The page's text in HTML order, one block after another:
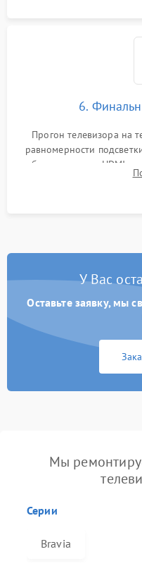
6.
Прогон телевизора на
равномерности
работы разъемов HDMI,
в рабочем режиме
У Вас
Оставьте заявку, мы
Мы
Серии
Bravia